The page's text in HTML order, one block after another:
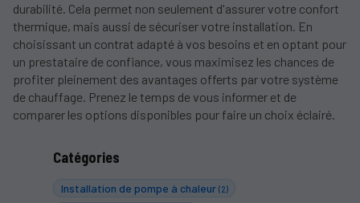
Catégories
Installation de pompe à chaleur (2)
durabilité. Cela permet non seulement d'assurer votre confort
thermique, mais aussi de sécuriser votre installation. En
choisissant un contrat adapté à vos besoins et en optant pour
un prestataire de confiance, vous maximisez les chances de
profiter pleinement des avantages offerts par votre système
de chauffage. Prenez le temps de vous informer et de
comparer les options disponibles pour faire un choix éclairé.